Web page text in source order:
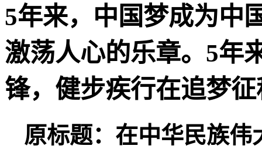
5年来，中国梦成为中
激荡人心的乐章。5年
锋，健步疾行在追梦
原标题：在中华民族